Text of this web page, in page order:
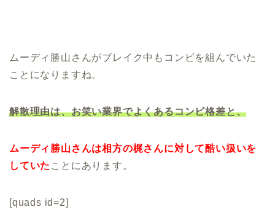
ムーディ勝山さんがブレイク中もコンビを組んでいた
ことになりますね。
解散理由は、お笑い業界でよくあるコンビ格差と、
ムーディ勝山さんは相方の梶さんに対して酷い扱いを
していた ことにあります。
[quads id=2]